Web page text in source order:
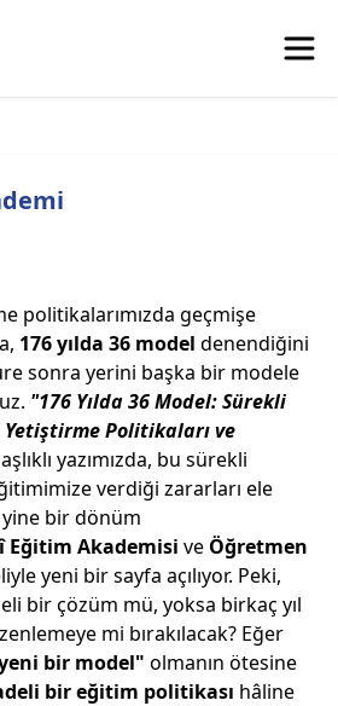
politikalarımızda geçmişe
176 yılda 36 model denendiğini
sonra yerini başka bir modele
"176 Yılda 36 Model: Sürekli
Politikaları ve
yazımızda, bu sürekli
verdiği zararları ele
yine bir dönüm
Eğitim Akademisi ve Öğretmen
yeni bir sayfa açılıyor. Peki,
bir çözüm mü, yoksa birkaç yıl
mi bırakılacak? Eğer
bir model" olmanın ötesine
bir eğitim politikası hâline